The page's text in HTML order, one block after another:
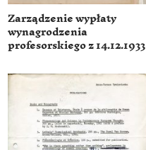
Zarządzenie wypłaty
wynagrodzenia
profesorskiego z 14.12.1933